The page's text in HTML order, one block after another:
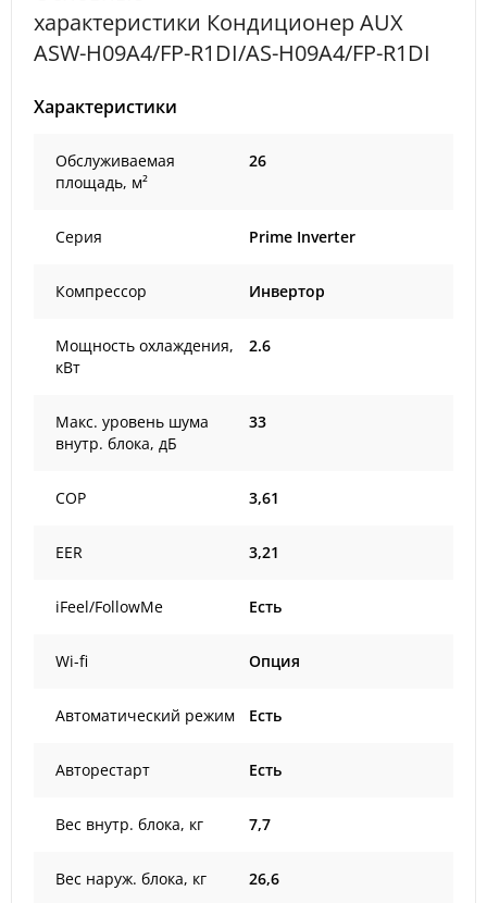
характеристики Кондиционер AUX
ASW-H09A4/FP-R1DI/AS-H09A4/FP-R1DI
Характеристики
Обслуживаемая
площадь, м²
26
Серия Prime Inverter
Компрессор Инвертор
Мощность охлаждения,
кВт
2.6
Макс. уровень шума
внутр. блока, дБ
33
COP 3,61
EER 3,21
iFeel/FollowMe Есть
Wi-fi Опция
Автоматический режим Есть
Авторестарт Есть
Вес внутр. блока, кг 7,7
Вес наруж. блока, кг 26,6